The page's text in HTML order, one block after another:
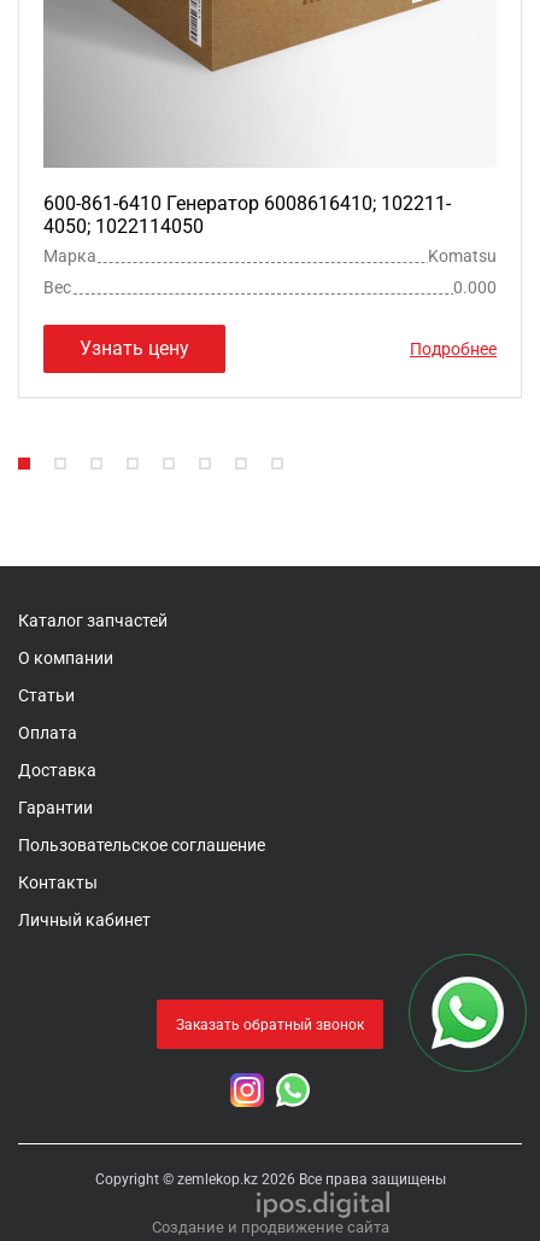
600-861-6410 Генератор 6008616410; 102211-
4050; 1022114050
Марка
Komatsu
Вес
0.000
Узнать цену Подробнее
Каталог запчастей
О компании
Статьи
Оплата
Доставка
Гарантии
Пользовательское соглашение
Контакты
Личный кабинет
Заказать обратный звонок
Copyright © zemlekop.kz 2026 Все права защищены
Создание и продвижение сайта